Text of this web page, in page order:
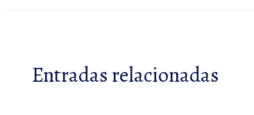
Entradas relacionadas